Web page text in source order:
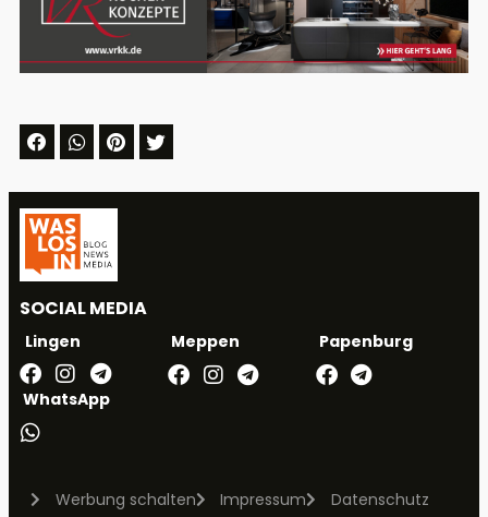
SOCIAL MEDIA
Lingen Meppen Papenburg
WhatsApp
Werbung schalten Impressum Datenschutz